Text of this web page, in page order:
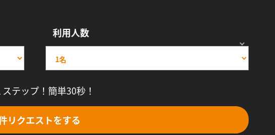
利用人数
テップ！簡単30秒！
リクエストをする